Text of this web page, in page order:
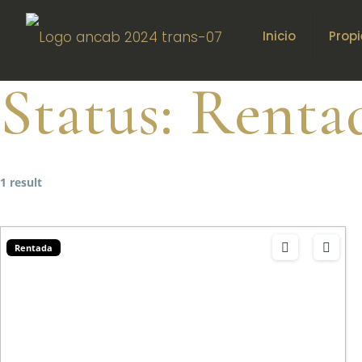
Inicio
Status:
1 result
Rentada